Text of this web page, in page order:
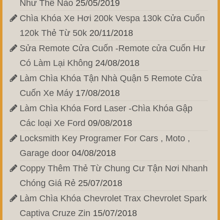
Như Thế Nào 25/05/2019
Chìa Khóa Xe Hơi 200k Vespa 130k Cửa Cuốn
120k Thẻ Từ 50k 20/11/2018
Sửa Remote Cửa Cuốn -Remote cửa Cuốn Hư
Có Làm Lại Không 24/08/2018
Làm Chìa Khóa Tận Nhà Quận 5 Remote Cửa
Cuốn Xe Máy 17/08/2018
Làm Chìa Khóa Ford Laser -Chìa Khóa Gập
Các loại Xe Ford 09/08/2018
Locksmith Key Programer For Cars , Moto ,
Garage door 04/08/2018
Coppy Thêm Thẻ Từ Chung Cư Tận Nơi Nhanh
Chóng Giá Rẻ 25/07/2018
Làm Chìa Khóa Chevrolet Trax Chevrolet Spark
Captiva Cruze Zin 15/07/2018